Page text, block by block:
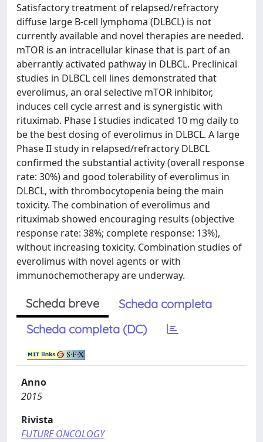
Satisfactory treatment of relapsed/refractory
diffuse large B-cell lymphoma (DLBCL) is not
currently available and novel therapies are needed.
mTOR is an intracellular kinase that is part of an
aberrantly activated pathway in DLBCL. Preclinical
studies in DLBCL cell lines demonstrated that
everolimus, an oral selective mTOR inhibitor,
induces cell cycle arrest and is synergistic with
rituximab. Phase I studies indicated 10 mg daily to
be the best dosing of everolimus in DLBCL. A large
Phase II study in relapsed/refractory DLBCL
confirmed the substantial activity (overall response
rate: 30%) and good tolerability of everolimus in
DLBCL, with thrombocytopenia being the main
toxicity. The combination of everolimus and
rituximab showed encouraging results (objective
response rate: 38%; complete response: 13%),
without increasing toxicity. Combination studies of
everolimus with novel agents or with
immunochemotherapy are underway.
Scheda breve
Scheda completa
Scheda completa (DC)
Anno
2015
Rivista
FUTURE ONCOLOGY